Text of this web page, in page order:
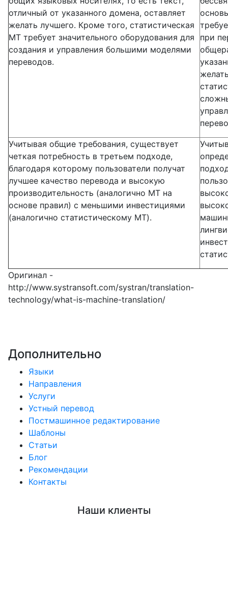
Дополнительно
Языки
Направления
Услуги
Устный перевод
Постмашинное редактирование
Шаблоны
Статьи
Блог
Рекомендации
Контакты
отличный от указанного домена, оставляет
желать лучшего. Кроме того, статистическая
MT требует значительного оборудования для
создания и управления большими моделями
переводов.
при
Учитывая общие требования, существует
четкая потребность в третьем подходе,
благодаря которому пользователи получат
лучшее качество перевода и высокую
производительность (аналогично MT на
основе правил) с меньшими инвестициями
(аналогично статистическому MT).
Оригинал -
http://www.systransoft.com/systran/translation-
technology/what-is-machine-translation/
Наши клиенты